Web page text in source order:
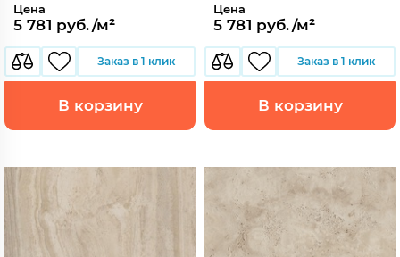
Цена
5 781 руб./м²
Заказ в 1 клик
В корзину
Цена
5 781 руб./м²
Заказ в 1 клик
В корзину